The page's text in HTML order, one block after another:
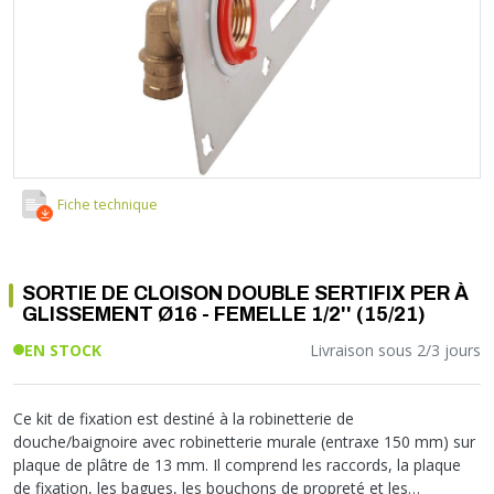
RACCORD PE (POLYÉTHYLÈNE)
RACCORD GALVA
RACCORD INOX
TUBE LAITON ET ECROU
KIT FIXATION MURAL
COLLECTEUR NOURRICE
FLEXIBLE
ETANCHÉITÉ RACCORDEMENT
FIXATION ET SUPPORT
RÉDUCTEUR DE PRESSION
COMPTEUR ET ACCESSOIRE
FILTRATION
Soupape différentielle
Vase d'expansion
Vanne de Température
Vanne équilibrage
TUBAGE CHEMINÉE CHAUDIÈRE POÊLE
EQUIPEMENT INDUSTRIEL
COMMUNICATION
COLLIER ET FIXATION
ECLAIRAGE
PILES ET ACCUMULATEURS
BLOC DE SÉCURITÉ
SYSTÈMES DE SÉCURITÉ
VMC ET VENTILATION
TRAPPE CHATIÈRE ET HUBLOT
PLOMBERIE PER
VOTRE SOLUTION CHAUFFAGE
Fiche technique
SORTIE DE CLOISON DOUBLE SERTIFIX PER À
GLISSEMENT Ø16 - FEMELLE 1/2'' (15/21)
EN STOCK Livraison sous 2/3 jours
Ce kit de fixation est destiné à la robinetterie de
douche/baignoire avec robinetterie murale (entraxe 150 mm) sur
plaque de plâtre de 13 mm. Il comprend les raccords, la plaque
de fixation, les bagues, les bouchons de propreté et les